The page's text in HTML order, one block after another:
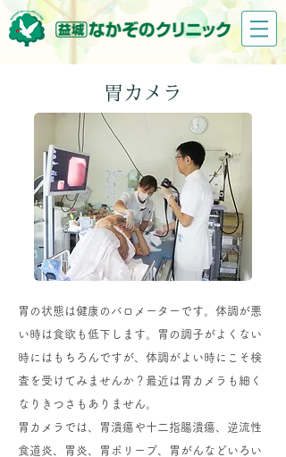
胃カメラ
胃の状態は健康のバロメーターです。体調が悪
い時は食欲も低下します。胃の調子がよくない
時にはもちろんですが、体調がよい時にこそ検
査を受けてみませんか？最近は胃カメラも細く
なりきつさもありません。
胃カメラでは、胃潰瘍や十二指腸潰瘍、逆流性
食道炎、胃炎、胃ポリープ、胃がんなどいろい